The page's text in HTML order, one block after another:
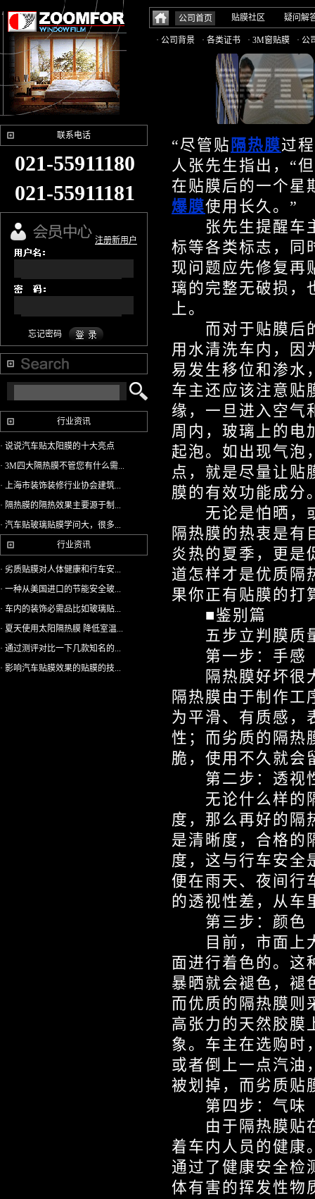
公司首页 贴膜社区 疑问解
· 公司背景 · 各类证书 · 3M窗贴膜 · 公
联系电话
021-55911180
021-55911181
注册新用户
忘记密码
行业资讯
· 说说汽车贴太阳膜的十大亮点
· 3M四大隔热膜不管您有什么需...
· 上海市装饰装修行业协会建筑...
· 隔热膜的隔热效果主要源于制...
· 汽车贴玻璃贴膜学问大，很多...
行业资讯
· 劣质贴膜对人体健康和行车安...
· 一种从美国进口的节能安全玻...
· 车内的装饰必需品比如玻璃贴...
· 夏天使用太阳隔热膜 降低室温...
· 通过测评对比一下几款知名的...
· 影响汽车贴膜效果的贴膜的技...
“尽管贴 隔热膜过
人张先生指出，“
在贴膜后的一个星
爆膜使用长久。”
张先生提醒车主
标等各类标志，同
现问题应先修复再
璃的完整无破损，
上。
而对于贴膜后的
用水清洗车内，因
易发生移位和渗水
车主还应该注意贴
缘，一旦进入空气
周内，玻璃上的电
起泡。如出现气泡
点，就是尽量让贴
膜的有效功能成分
无论是怕晒，或
隔热膜的热衷是有
炎热的夏季，更是
道怎样才是优质隔
果你正有贴膜的打
■鉴别篇
五步立判膜质
第一步：手感
隔热膜好坏很大
隔热膜由于制作工
为平滑、有质感，
性；而劣质的隔热
脆，使用不久就会
第二步：透视
无论什么样的隔
度，那么再好的隔
是清晰度，合格的
度，这与行车安全
便在雨天、夜间行
的透视性差，从车
第三步：颜色
目前，市面上大
面进行着色的。这
暴晒就会褪色，褪
而优质的隔热膜则
高张力的天然胶膜
象。车主在选购时
或者倒上一点汽油
被划掉，而劣质贴
第四步：气味
由于隔热膜贴在
着车内人员的健康
通过了健康安全检
体有害的挥发性物